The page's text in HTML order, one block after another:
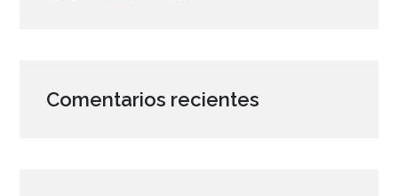
Comentarios recientes